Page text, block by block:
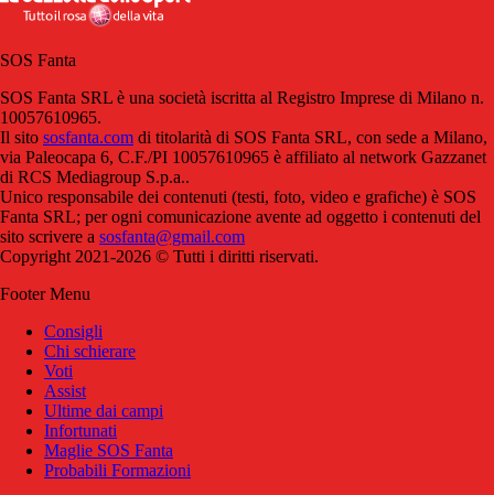
SOS Fanta
SOS Fanta SRL è una società iscritta al Registro Imprese di Milano n.
10057610965.
Il sito sosfanta.com di titolarità di SOS Fanta SRL, con sede a Milano,
via Paleocapa 6, C.F./PI 10057610965 è affiliato al network Gazzanet
di RCS Mediagroup S.p.a..
Unico responsabile dei contenuti (testi, foto, video e grafiche) è SOS
Fanta SRL; per ogni comunicazione avente ad oggetto i contenuti del
sito scrivere a sosfanta@gmail.com
Copyright 2021-2026 © Tutti i diritti riservati.
Footer Menu
Consigli
Chi schierare
Voti
Assist
Ultime dai campi
Infortunati
Maglie SOS Fanta
Probabili Formazioni